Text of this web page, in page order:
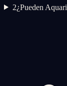
2¿Pueden